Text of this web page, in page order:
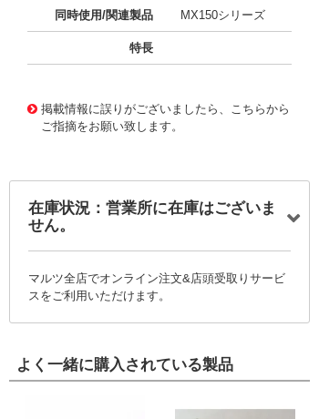
同時使用/関連製品 MX150シリーズ
特長
掲載情報に誤りがございましたら、こちらから
ご指摘をお願い致します。
在庫状況：営業所に在庫はございま
せん。
マルツ全店でオンライン注文&店頭受取りサービ
スをご利用いただけます。
よく一緒に購入されている製品